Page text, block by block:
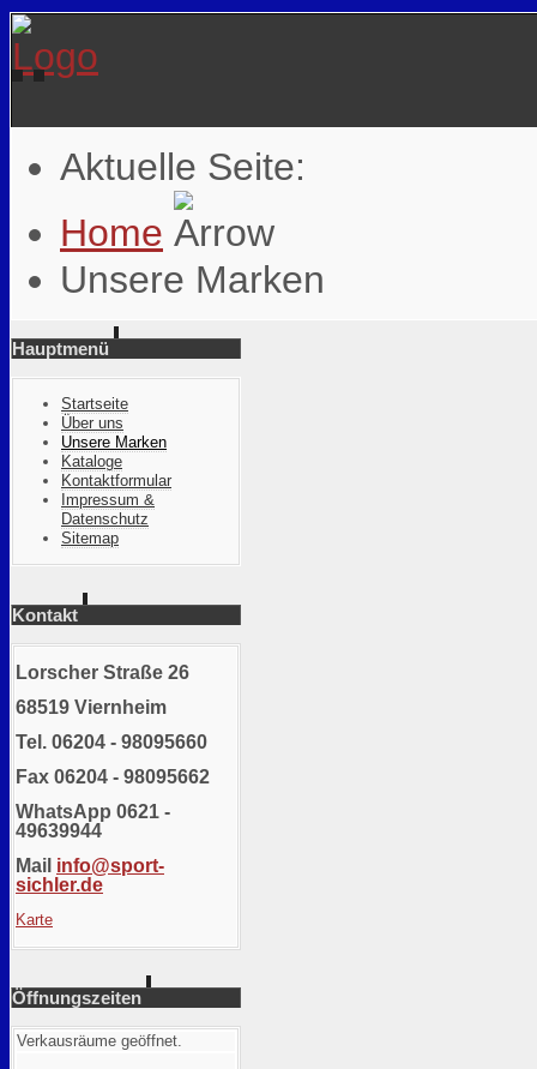
Aktuelle Seite:
Home
Unsere Marken
Hauptmenü
Startseite
Über uns
Unsere Marken
Kataloge
Kontaktformular
Impressum &
Datenschutz
Sitemap
Kontakt
Lorscher Straße 26
68519 Viernheim
Tel. 06204 - 98095660
Fax 06204 - 98095662
WhatsApp 0621 -
49639944
Mail info@sport-
sichler.de
Karte
Öffnungszeiten
Verkausräume geöffnet.